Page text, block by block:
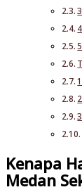
Kenapa
Medan